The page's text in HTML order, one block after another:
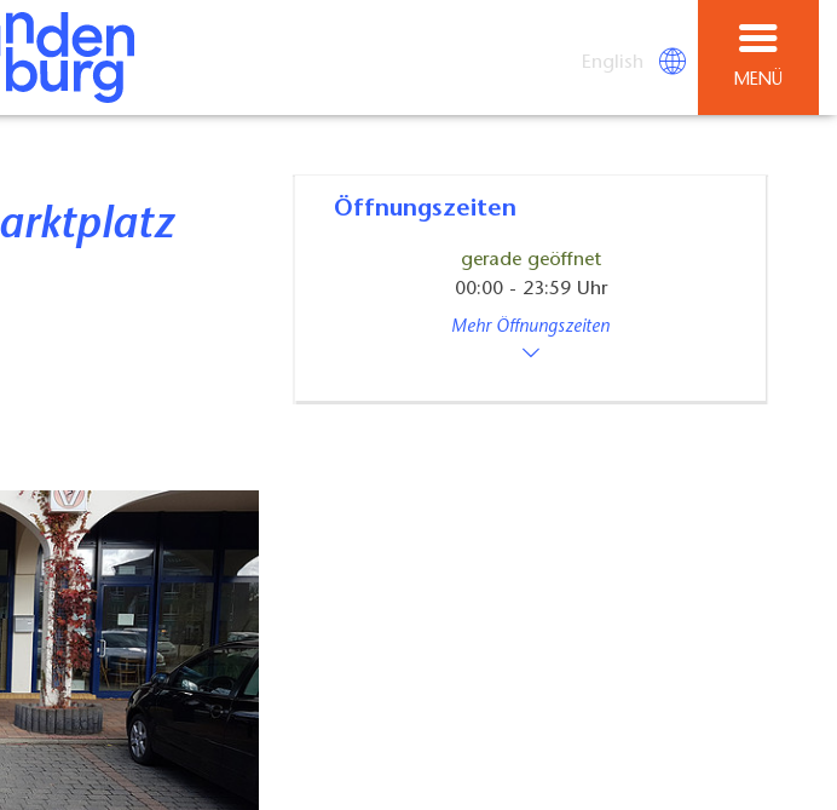
English
MENÜ
Öffnungszeiten
gerade geöffnet
00:00 - 23:59 Uhr
Mehr Öffnungszeiten